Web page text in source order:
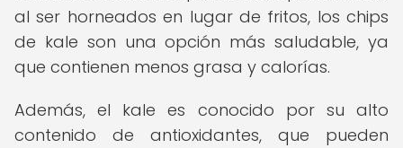
al ser horneados en lugar de fritos, los chips
de kale son una opción más saludable, ya
que contienen menos grasa y calorías.
Además, el kale es conocido por su alto
contenido de antioxidantes, que pueden